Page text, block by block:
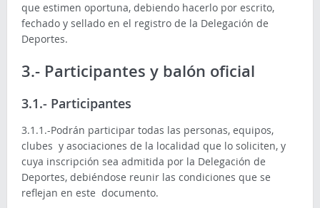
que estimen oportuna, debiendo hacerlo por escrito,
fechado y sellado en el registro de la Delegación de
Deportes.
3.- Participantes y balón oficial
3.1.- Participantes
3.1.1.-Podrán participar todas las personas, equipos,
clubes y asociaciones de la localidad que lo soliciten, y
cuya inscripción sea admitida por la Delegación de
Deportes, debiéndose reunir las condiciones que se
reflejan en este documento.